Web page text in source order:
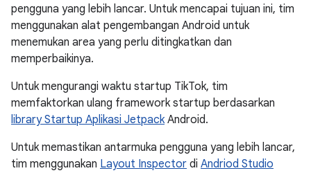
pengguna yang lebih lancar. Untuk mencapai tujuan ini, tim
menggunakan alat pengembangan Android untuk
menemukan area yang perlu ditingkatkan dan
memperbaikinya.
Untuk mengurangi waktu startup TikTok, tim
memfaktorkan ulang framework startup berdasarkan
library Startup Aplikasi JetpackAndroid.
Untuk memastikan antarmuka pengguna yang lebih lancar,
tim menggunakan Layout Inspector di Andriod Studio